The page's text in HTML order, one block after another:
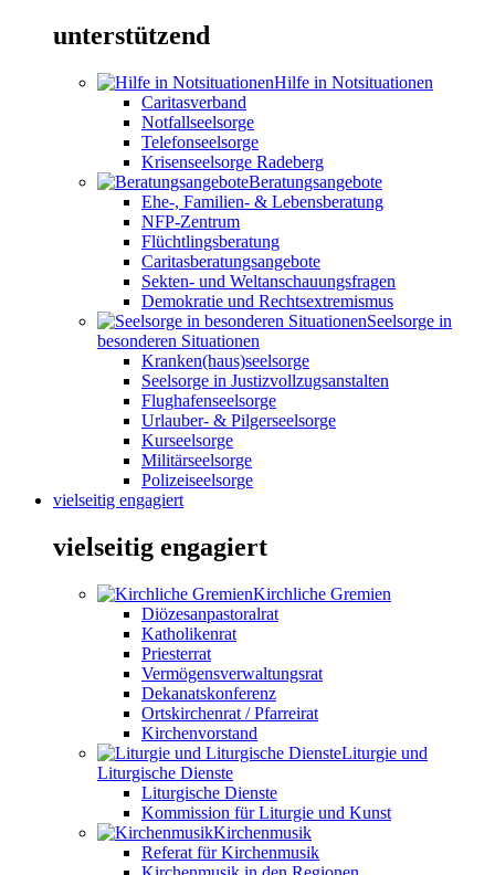
unterstützend
Hilfe in Notsituationen
Caritasverband
Notfallseelsorge
Telefonseelsorge
Krisenseelsorge Radeberg
Beratungsangebote
Ehe-, Familien- & Lebensberatung
NFP-Zentrum
Flüchtlingsberatung
Caritasberatungsangebote
Sekten- und Weltanschauungsfragen
Demokratie und Rechtsextremismus
Seelsorge in
besonderen Situationen
Kranken(haus)seelsorge
Seelsorge in Justizvollzugsanstalten
Flughafenseelsorge
Urlauber- & Pilgerseelsorge
Kurseelsorge
Militärseelsorge
Polizeiseelsorge
vielseitig engagiert
vielseitig engagiert
Kirchliche Gremien
Diözesanpastoralrat
Katholikenrat
Priesterrat
Vermögensverwaltungsrat
Dekanatskonferenz
Ortskirchenrat / Pfarreirat
Kirchenvorstand
Liturgie und
Liturgische Dienste
Liturgische Dienste
Kommission für Liturgie und Kunst
Kirchenmusik
Referat für Kirchenmusik